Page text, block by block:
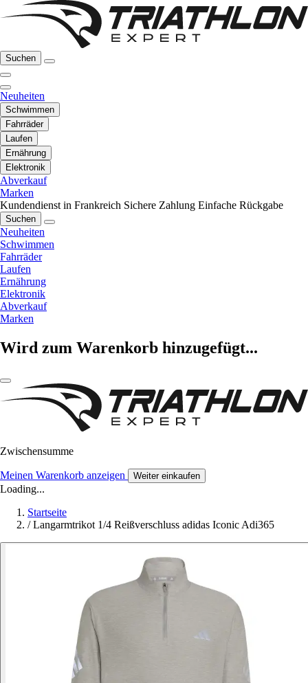
Suchen
Neuheiten
Schwimmen
Fahrräder
Laufen
Ernährung
Elektronik
Abverkauf
Marken
Kundendienst in Frankreich Sichere Zahlung Einfache Rückgabe
Suchen
Neuheiten
Schwimmen
Fahrräder
Laufen
Ernährung
Elektronik
Abverkauf
Marken
Wird zum Warenkorb hinzugefügt...
Zwischensumme
Meinen Warenkorb anzeigen Weiter einkaufen
Loading...
Startseite
/ Langarmtrikot 1/4 Reißverschluss adidas Iconic Adi365